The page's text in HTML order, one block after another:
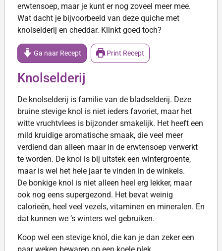
erwtensoep, maar je kunt er nog zoveel meer mee.
Wat dacht je bijvoorbeeld van deze quiche met
knolselderij en cheddar. Klinkt goed toch?
Ga naar Recept Print Recept
Knolselderij
De knolselderij is familie van de bladselderij. Deze
bruine stevige knol is niet ieders favoriet, maar het
witte vruchtvlees is bijzonder smakelijk. Het heeft een
mild kruidige aromatische smaak, die veel meer
verdiend dan alleen maar in de erwtensoep verwerkt
te worden. De knol is bij uitstek een wintergroente,
maar is wel het hele jaar te vinden in de winkels.
De bonkige knol is niet alleen heel erg lekker, maar
ook nog eens supergezond. Het bevat weinig
calorieën, heel veel vezels, vitaminen en mineralen. En
dat kunnen we ’s winters wel gebruiken.
Koop wel een stevige knol, die kan je dan zeker een